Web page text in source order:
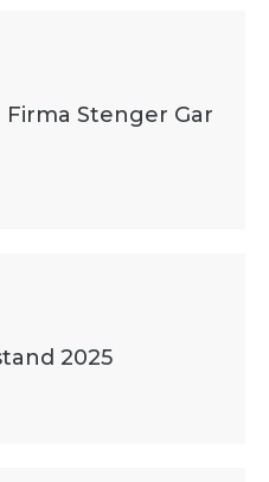
Stenger Gar
2025